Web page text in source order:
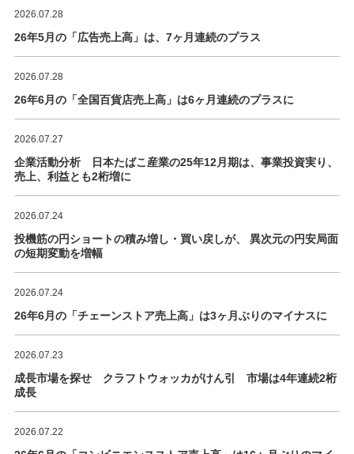
2026.07.28
26年5月の「広告売上高」は、7ヶ月連続のプラス
2026.07.28
26年6月の「全国百貨店売上高」は6ヶ月連続のプラスに
2026.07.27
企業活動分析 日本たばこ産業の25年12月期は、事業投資実り、
売上、利益とも2桁増に
2026.07.24
投機筋の円ショートの積み増し・買い戻しが、 異次元の円安局面
の短期変動を増幅
2026.07.24
26年6月の「チェーンストア売上高」は3ヶ月ぶりのマイナスに
2026.07.23
成長市場を探せ クラフトウォッカがけん引 市場は4年連続2桁
成長
2026.07.22